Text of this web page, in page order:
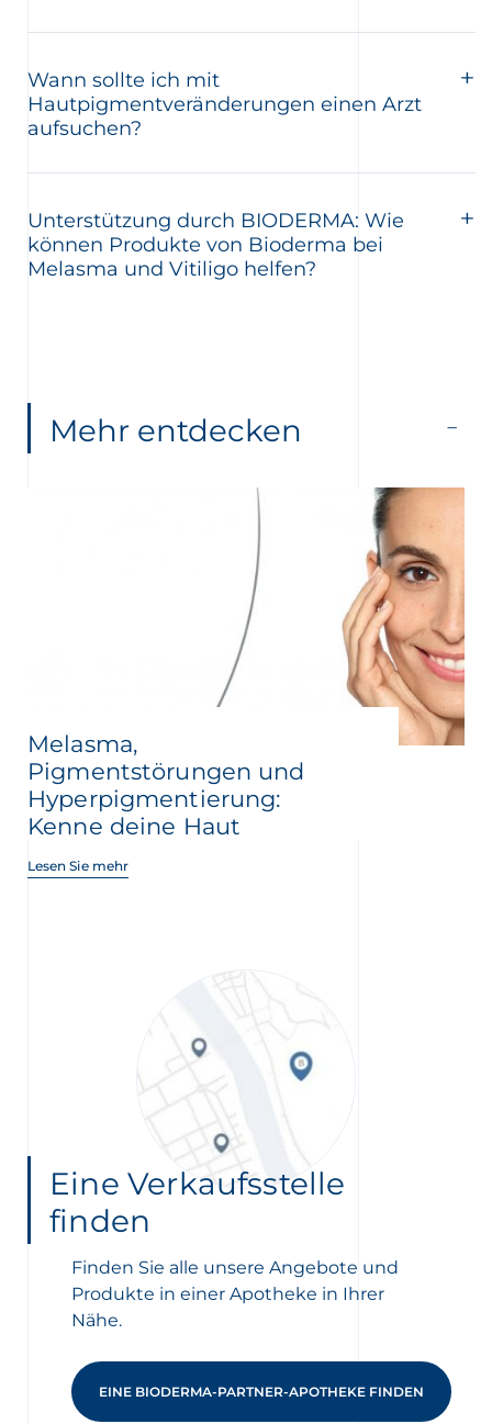
Wann sollte ich mit
Hautpigmentveränderungen einen Arzt
aufsuchen?
Unterstützung durch BIODERMA: Wie
können Produkte von Bioderma bei
Melasma und Vitiligo helfen?
Mehr entdecken
Melasma,
Pigmentstörungen und
Hyperpigmentierung:
Kenne deine Haut
Lesen Sie mehr
Eine Verkaufsstelle
finden
Finden Sie alle unsere Angebote und
Produkte in einer Apotheke in Ihrer
Nähe.
EINE BIODERMA-PARTNER-APOTHEKE FINDEN